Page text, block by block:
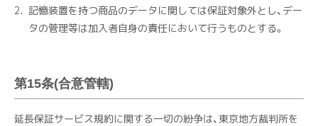
記憶装置を持つ商品のデータに関しては保証対象外とし、デー
タの管理等は加入者自身の責任において行うものとする。
第15条(合意管轄)
延長保証サービス規約に関する一切の紛争は、東京地方裁判所を